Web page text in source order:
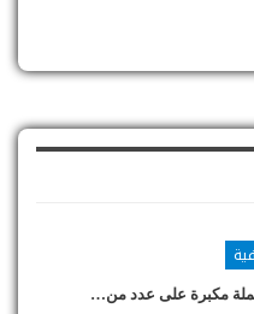
حملة مكبرة على عدد من…